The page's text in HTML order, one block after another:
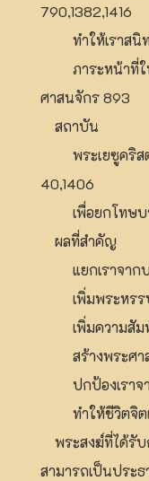
790,1382,1416
ทำให้เราสนิทกั
ภาระหน้าที่ใน
ศาสนจักร 893
สถาบัน
พระเยซูคริสตเ
40,1406
เพื่อยกโทษบ
ผลที่สำคัญ
แยกเราจากบ
เพิ่มพระหรรษ
เพิ่มความสัมพั
สร้างพระศาส
ปกป้องเราจา
ทำให้ชีวิตจิตเ
พระสงฆ์ที่ได้รับ
สามารถเป็นประธ